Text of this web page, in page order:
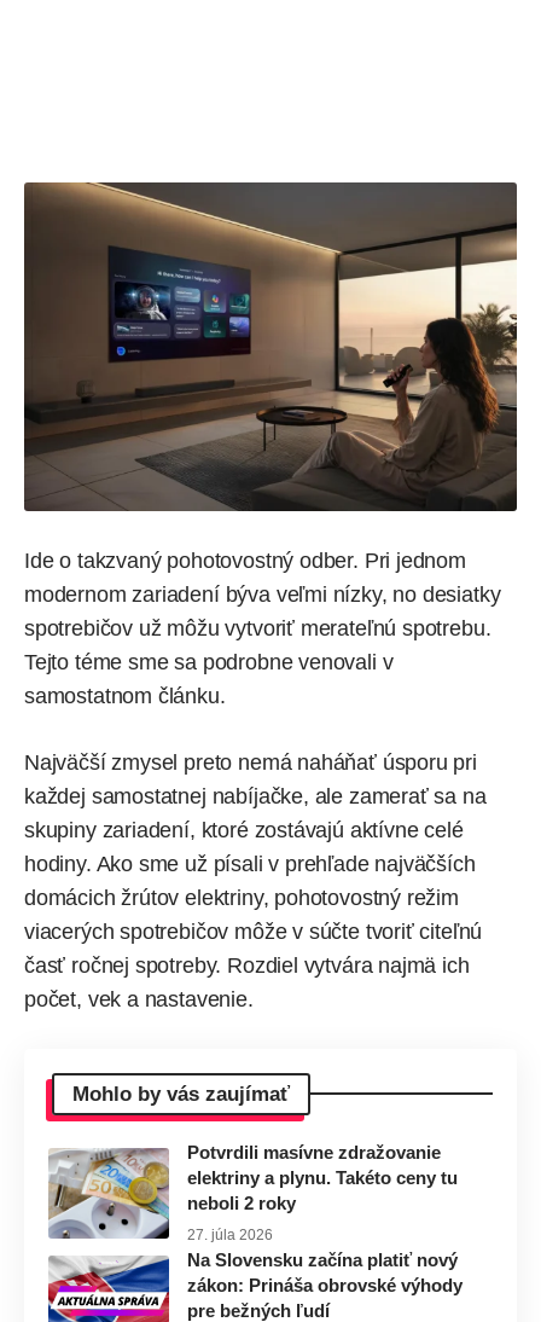
Ide o takzvaný pohotovostný odber. Pri jednom
modernom zariadení býva veľmi nízky, no desiatky
spotrebičov už môžu vytvoriť merateľnú spotrebu.
Tejto téme sme sa podrobne venovali v
samostatnom článku.
Najväčší zmysel preto nemá naháňať úsporu pri
každej samostatnej nabíjačke, ale zamerať sa na
skupiny zariadení, ktoré zostávajú aktívne celé
hodiny. Ako sme už písali v prehľadenajväčších
domácich žrútov elektriny, pohotovostný režim
viacerých spotrebičov môže v súčte tvoriť citeľnú
časť ročnej spotreby. Rozdiel vytvára najmä ich
počet, vek a nastavenie.
Mohlo by vás zaujímať
Potvrdili masívne zdražovanie
elektriny a plynu. Takéto ceny tu
neboli 2 roky
27. júla 2026
Na Slovensku začína platiť nový
zákon: Prináša obrovské výhody
pre bežných ľudí